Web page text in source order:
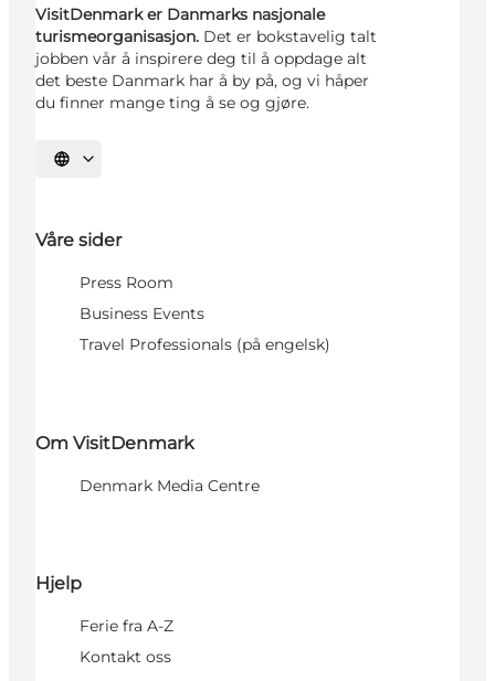
VisitDenmark er Danmarks nasjonale
turismeorganisasjon. Det er bokstavelig talt
jobben vår å inspirere deg til å oppdage alt
det beste Danmark har å by på, og vi håper
du finner mange ting å se og gjøre.
Velg språk
Våre sider
Press Room
Business Events
Travel Professionals (på engelsk)
Om VisitDenmark
Denmark Media Centre
Hjelp
Ferie fra A-Z
Kontakt oss